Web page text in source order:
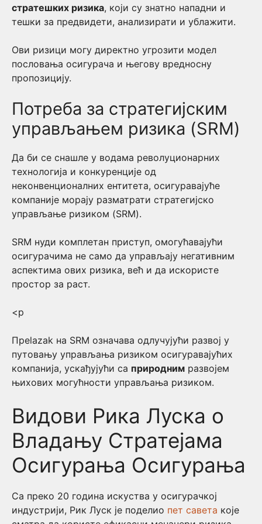
стратешких ризика, који су знатно нападни и
тешки за предвидети, анализирати и ублажити.
Ови ризици могу директно угрозити модел
пословања осигурача и његову вредносну
пропозицију.
Потреба за стратегијским
управљањем ризика (SRM)
Да би се снашле у водама револуционарних
технологија и конкуренције од
неконвенционалних ентитета, осигуравајуће
компаније морају разматрати стратегијско
управљање ризиком (SRM).
SRM нуди комплетан приступ, омогућавајући
осигурачима не само да управљају негативним
аспектима ових ризика, већ и да искористе
простор за раст.
<p
Преlazak на SRM означава одлучујући развој у
путовању управљања ризиком осигуравајућих
компаниja, ускађујући са природним развојем
њихових могућности управљања ризиком.
Видови Рика Луска о
Владању Стратејама
Осигурања Осигурања
Са преко 20 година искуства у осигурачкој
индустрији, Рик Луск је поделио пет савета које